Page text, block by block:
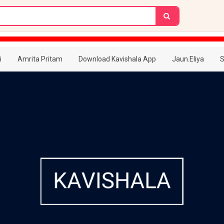
Amrita Pritam Download Kavishala App Jaun.Eliya